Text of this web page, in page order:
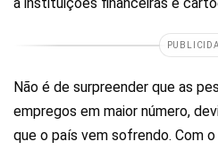
Não é de surpreender que as
empregos em maior número,
que o país vem sofrendo. Com